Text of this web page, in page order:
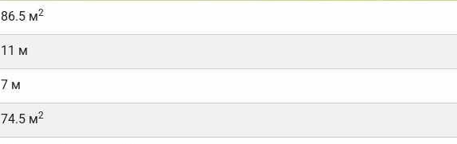
86.5 м2
11 м
7 м
74.5 м2